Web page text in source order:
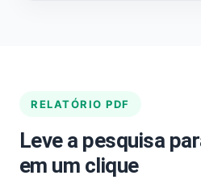
RELATÓRIO PDF
Leve a pesquisa
em um clique